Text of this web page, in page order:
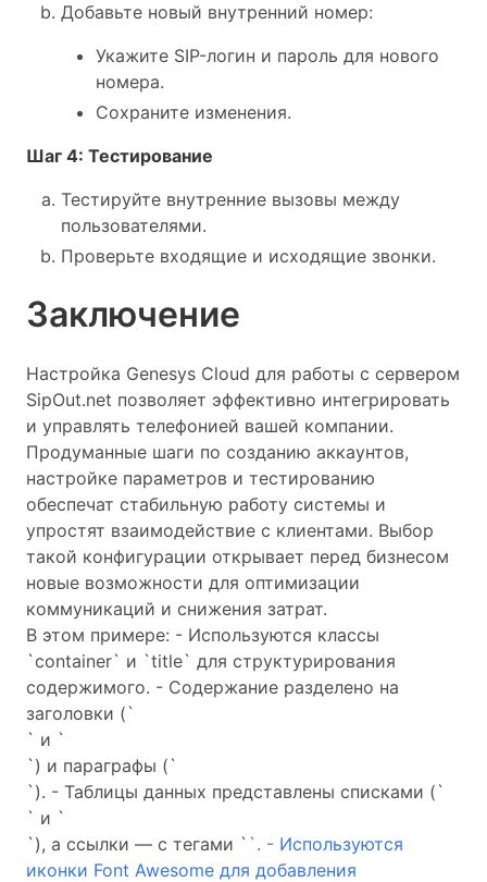
Добавьте новый внутренний номер:
Укажите SIP-логин и пароль для нового
номера.
Сохраните изменения.
Шаг 4: Тестирование
Тестируйте внутренние вызовы между
пользователями.
Проверьте входящие и исходящие звонки.
Заключение
Настройка Genesys Cloud для работы с сервером
SipOut.net позволяет эффективно интегрировать
и управлять телефонией вашей компании.
Продуманные шаги по созданию аккаунтов,
настройке параметров и тестированию
обеспечат стабильную работу системы и
упростят взаимодействие с клиентами. Выбор
такой конфигурации открывает перед бизнесом
новые возможности для оптимизации
коммуникаций и снижения затрат.
В этом примере: - Используются классы
`container` и `title` для структурирования
содержимого. - Содержание разделено на
заголовки (`
` и `
`) и параграфы (`
`). - Таблицы данных представлены списками (`
` и `
`), а ссылки — с тегами ` `. - Используются
иконки Font Awesome для добавления